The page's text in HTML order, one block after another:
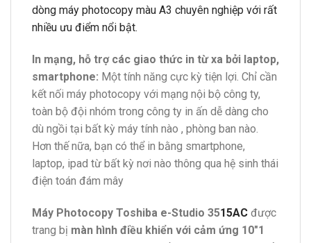
dòng máy photocopy màu A3 chuyên nghiệp với rất
nhiều ưu điểm nổi bật.
In mạng, hỗ trợ các giao thức in từ xa bởi laptop,
smartphone: Một tính năng cực kỳ tiện lợi. Chỉ cần
kết nối máy photocopy với mạng nội bộ công ty,
toàn bộ đội nhóm trong công ty in ấn dễ dàng cho
dù ngồi tại bất kỳ máy tính nào , phòng ban nào.
Hơn thế nữa, bạn có thể in bằng smartphone,
laptop, ipad từ bất kỳ nơi nào thông qua hệ sinh thái
điện toán đám mây
Máy Photocopy Toshiba e-Studio 3515AC được
trang bị màn hình điều khiển với cảm ứng 10″1